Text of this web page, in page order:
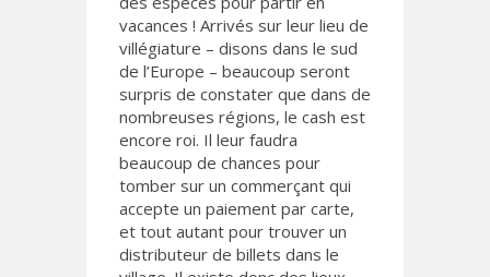
vacances ! Arrivés sur leur lieu de
villégiature – disons dans le sud
de l’Europe – beaucoup seront
surpris de constater que dans de
nombreuses régions, le cash est
encore roi. Il leur faudra
beaucoup de chances pour
tomber sur un commerçant qui
accepte un paiement par carte,
et tout autant pour trouver un
distributeur de billets dans le